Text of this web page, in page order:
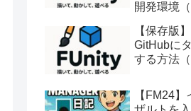
開発環境
【保存版
GitHubに
する方法
【FM24